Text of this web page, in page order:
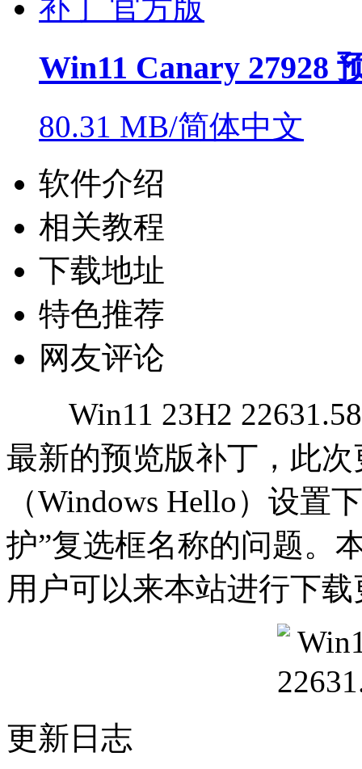
Win11 Canary 27928
80.31 MB/简体中文
软件介绍
相关教程
下载地址
特色推荐
网友评论
Win11 23H2
最新的预览版补丁，此
（Windows Hello）设置
护”复选框名称的问题。
用户可以来本站进行下
更新日志